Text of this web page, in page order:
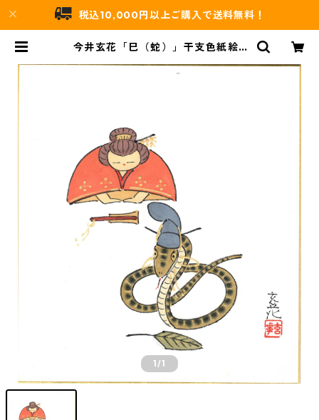
税込10,000円以上ご購入で送料無料！
今井玄花「巳（蛇）」干支色紙絵 |
1/1